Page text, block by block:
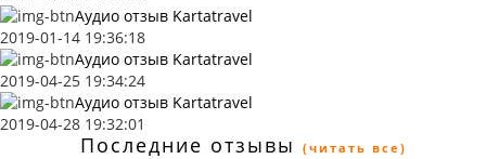
Аудио отзыв Kartatravel
2019-01-14 19:36:18
Аудио отзыв Kartatravel
2019-04-25 19:34:24
Аудио отзыв Kartatravel
2019-04-28 19:32:01
Последние отзывы (читать все)